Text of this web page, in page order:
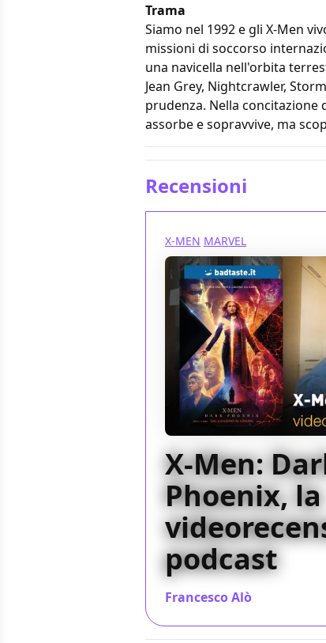
Trama
Siamo nel 1992 e gli X-Men
missioni di soccorso
una navicella nell'orbita
Jean Grey, Nightcrawler,
prudenza. Nella concitazione
assorbe e sopravvive, ma
Recensioni
X-MEN MARVEL
X-Men:
Phoenix, la
podcast
Francesco Alò